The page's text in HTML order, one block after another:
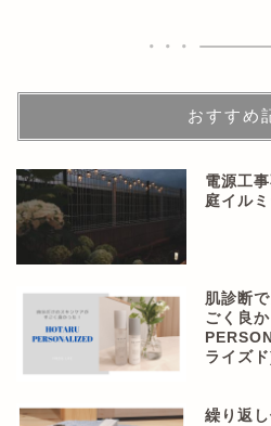
おすすめ
電源工
庭イル
肌診断
ごく良
ライズド
繰り返